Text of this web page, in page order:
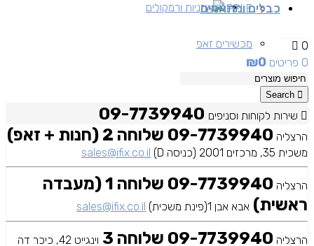
אוזניות ורמקולים APPLE
מכשירים זאפ
כבלים ומתאמים
0
0 פריטים
₪0
Search
שירות לקוחות וסניפים
הרצליה 09-7739940 שלוחה 2 (חנות + זאפ)
משכית 35, מרכזים 2001 (כניסה D) sales@ifix.co.il
הרצליה
09-7739940 שלוחה 1 (מעבדה
ראשית) אבא אבן 1(פינת משכית) sales@ifix.co.il
הרצליה 09-7739940 שלוחה 3
וינגייט 42, כיכר דה